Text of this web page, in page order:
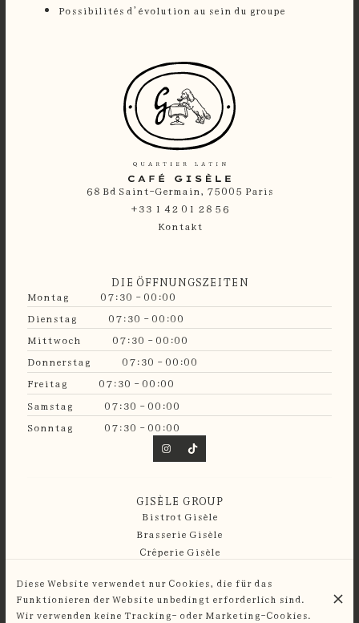
Possibilités d’évolution au sein du groupe
68 Bd Saint-Germain, 75005 Paris
+33 1 42 01 28 56
Kontakt
DIE ÖFFNUNGSZEITEN
Montag
07:30 - 00:00
Dienstag
07:30 - 00:00
Mittwoch
07:30 - 00:00
Donnerstag
07:30 - 00:00
Freitag
07:30 - 00:00
Samstag
07:30 - 00:00
Sonntag
07:30 - 00:00
GISÈLE GROUP
Bistrot Gisèle
Brasserie Gisèle
Crêperie Gisèle
© Café Gisèle 2026
Diese Website verwendet nur Cookies, die für das
Funktionieren der Website unbedingt erforderlich sind.
Wir verwenden keine Tracking- oder Marketing-Cookies.